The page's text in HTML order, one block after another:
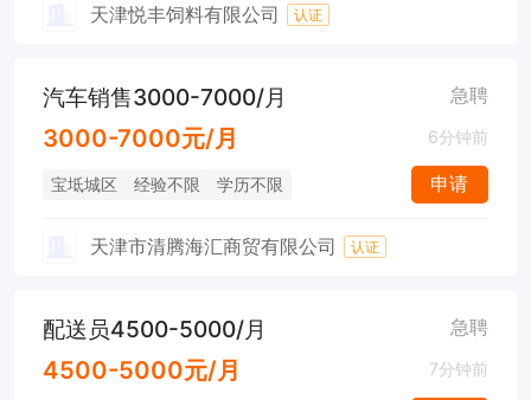
天津悦丰饲料有限公司 认证
汽车销售3000-7000/月 急聘
3000-7000元/月 6分钟前
宝坻城区 经验不限 学历不限 申请
天津市清腾海汇商贸有限公司 认证
配送员4500-5000/月 急聘
4500-5000元/月 7分钟前